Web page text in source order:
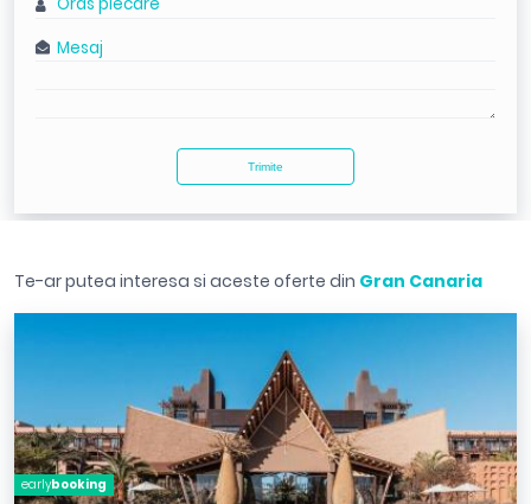
Te-ar putea interesa si aceste oferte din Gran Canaria
earlybooking